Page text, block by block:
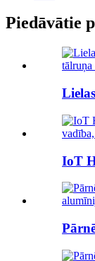
Piedāvātie
IoT